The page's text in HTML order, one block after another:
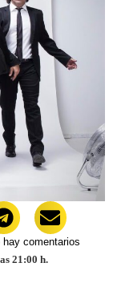
hay comentarios
21:00 h.